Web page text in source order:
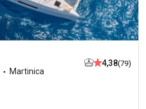
Martinica
4,38(79)